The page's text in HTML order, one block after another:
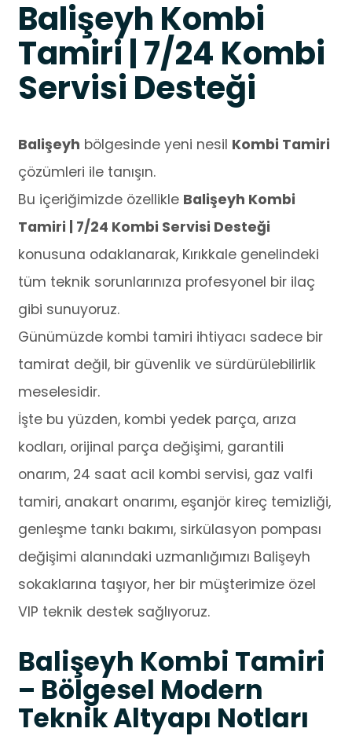
Balişeyh Kombi
Tamiri | 7/24 Kombi
Servisi Desteği
Balişeyh bölgesinde yeni nesil Kombi Tamiri
çözümleri ile tanışın.
Bu içeriğimizde özellikle Balişeyh Kombi
Tamiri | 7/24 Kombi Servisi Desteği
konusuna odaklanarak, Kırıkkale genelindeki
tüm teknik sorunlarınıza profesyonel bir ilaç
gibi sunuyoruz.
Günümüzde kombi tamiri ihtiyacı sadece bir
tamirat değil, bir güvenlik ve sürdürülebilirlik
meselesidir.
İşte bu yüzden, kombi yedek parça, arıza
kodları, orijinal parça değişimi, garantili
onarım, 24 saat acil kombi servisi, gaz valfi
tamiri, anakart onarımı, eşanjör kireç temizliği,
genleşme tankı bakımı, sirkülasyon pompası
değişimi alanındaki uzmanlığımızı Balişeyh
sokaklarına taşıyor, her bir müşterimize özel
VIP teknik destek sağlıyoruz.
Balişeyh Kombi Tamiri
– Bölgesel Modern
Teknik Altyapı Notları